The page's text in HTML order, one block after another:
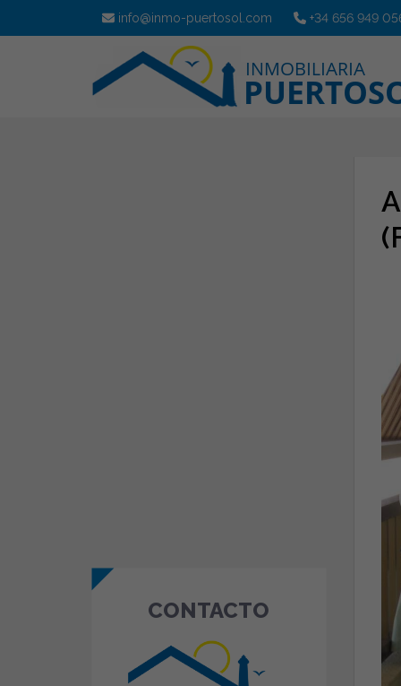
info@inmo-puertosol.com +34 656 949
CONTACTO